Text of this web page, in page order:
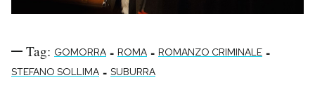
Tag: GOMORRA - ROMA - ROMANZO CRIMINALE -
STEFANO SOLLIMA - SUBURRA